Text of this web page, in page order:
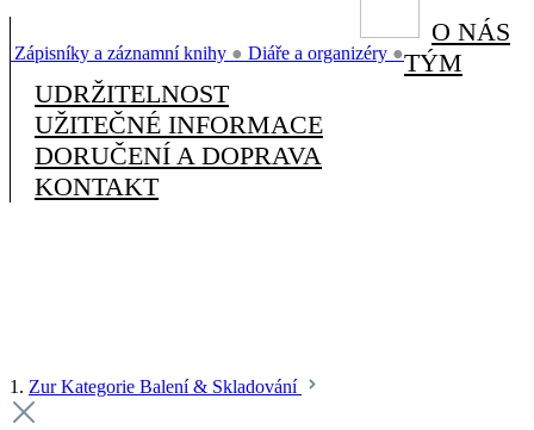
Zápisníky a záznamní knihy ● Diáře a organizéry ●
O NÁS
TÝM
UDRŽITELNOST
UŽITEČNÉ INFORMACE
DORUČENÍ A DOPRAVA
KONTAKT
1. Zur Kategorie Balení & Skladování